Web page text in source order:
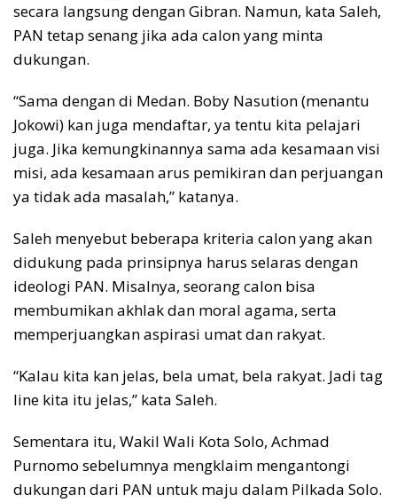
secara langsung dengan Gibran. Namun, kata Saleh,
PAN tetap senang jika ada calon yang minta
dukungan.
“Sama dengan di Medan. Boby Nasution (menantu
Jokowi) kan juga mendaftar, ya tentu kita pelajari
juga. Jika kemungkinannya sama ada kesamaan visi
misi, ada kesamaan arus pemikiran dan perjuangan
ya tidak ada masalah,” katanya.
Saleh menyebut beberapa kriteria calon yang akan
didukung pada prinsipnya harus selaras dengan
ideologi PAN. Misalnya, seorang calon bisa
membumikan akhlak dan moral agama, serta
memperjuangkan aspirasi umat dan rakyat.
“Kalau kita kan jelas, bela umat, bela rakyat. Jadi tag
line kita itu jelas,” kata Saleh.
Sementara itu, Wakil Wali Kota Solo, Achmad
Purnomo sebelumnya mengklaim mengantongi
dukungan dari PAN untuk maju dalam Pilkada Solo.